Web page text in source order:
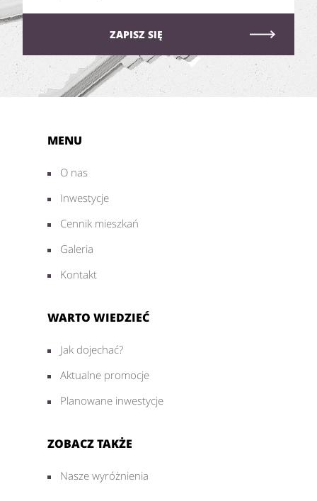
MENU
O nas
Inwestycje
Cennik mieszkań
Galeria
Kontakt
WARTO WIEDZIEĆ
Jak dojechać?
Aktualne promocje
Planowane inwestycje
ZOBACZ TAKŻE
Nasze wyróżnienia